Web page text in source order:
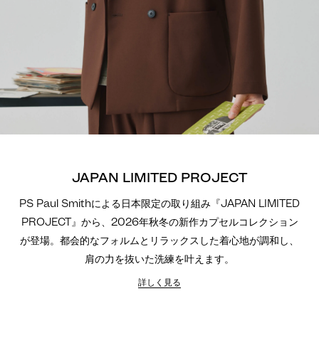
JAPAN LIMITED PROJECT
PS Paul Smithによる日本限定の取り組み『JAPAN LIMITED
PROJECT』から、2026年秋冬の新作カプセルコレクション
が登場。都会的なフォルムとリラックスした着心地が調和し、
肩の力を抜いた洗練を叶えます。
詳しく見る